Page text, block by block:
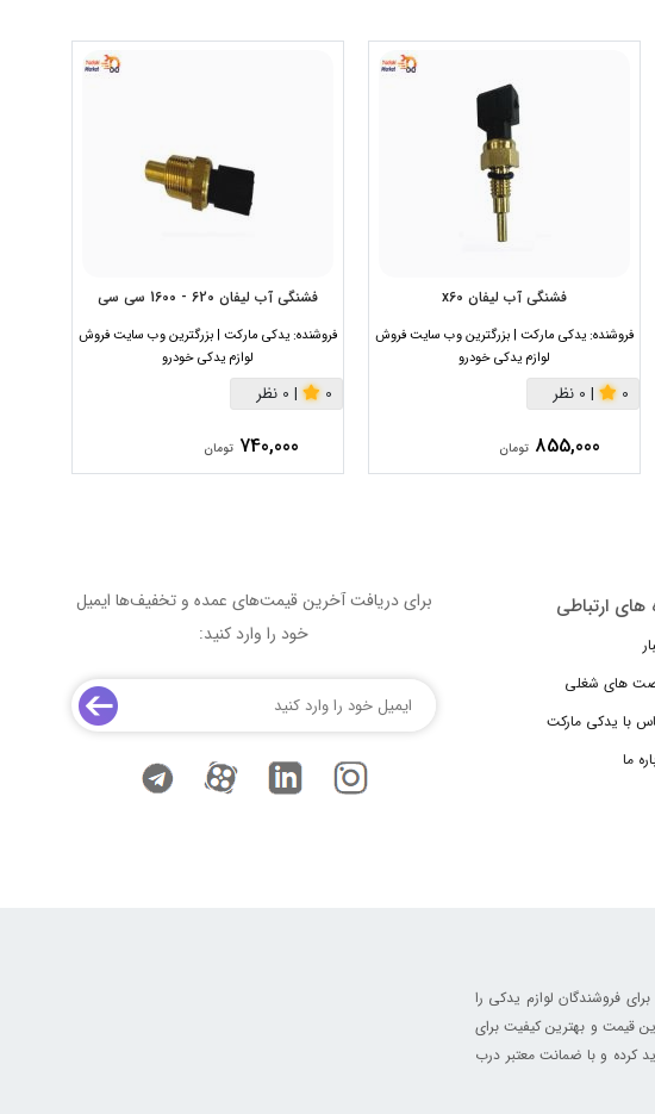
فشنگی آب لیفان x60
فروشنده: یدکی مارکت | بزرگترین وب سایت فروش
لوازم یدکی خودرو
0
| 0 نظر
855,000 تومان
فشنگی آب لیفان 620 - 1600 سی سی
فروشنده: یدکی مارکت | بزرگترین وب سایت فروش
لوازم یدکی خودرو
0
| 0 نظر
740,000 تومان
های ارتباطی
های شغلی
با یدکی مارکت
ما
برای دریافت آخرین قیمت‌های عمده و تخفیف‌ها ایمیل
خود را وارد کنید:
فروشندگان لوازم یدکی را
قیمت و بهترین کیفیت برای
کرده و با ضمانت معتبر درب